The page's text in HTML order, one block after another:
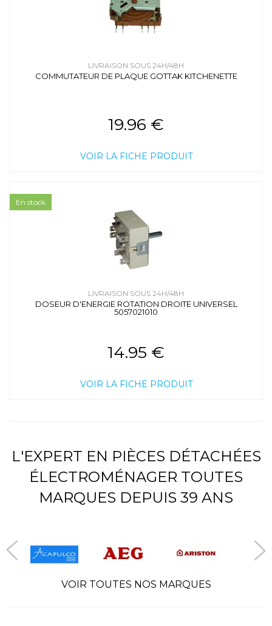
LIVRAISON SOUS 24H/48H
COMMUTATEUR DE PLAQUE GOTTAK KITCHENETTE
19.96 €
VOIR LA FICHE PRODUIT
LIVRAISON SOUS 24H/48H
DOSEUR D'ENERGIE ROTATION DROITE UNIVERSEL
5057021010
14.95 €
VOIR LA FICHE PRODUIT
En stock
L'EXPERT EN PIÈCES DÉTACHÉES
ÉLECTROMÉNAGER TOUTES
MARQUES DEPUIS 39 ANS
VOIR TOUTES NOS MARQUES